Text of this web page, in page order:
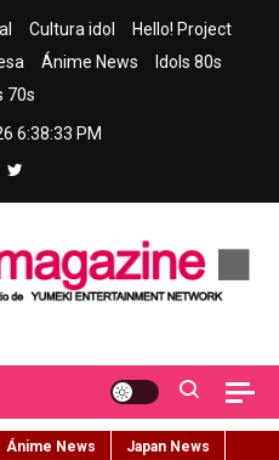
Cultura idol
Hello! Project
Ánime News
Idols 80s
70s
6:38:34 PM
Ánime News
Japan News